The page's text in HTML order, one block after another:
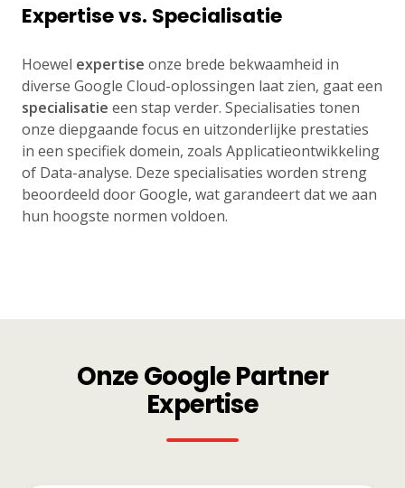
Expertise vs. Specialisatie
Hoewel expertise onze brede bekwaamheid in
diverse Google Cloud-oplossingen laat zien, gaat een
specialisatie een stap verder. Specialisaties tonen
onze diepgaande focus en uitzonderlijke prestaties
in een specifiek domein, zoals Applicatieontwikkeling
of Data-analyse. Deze specialisaties worden streng
beoordeeld door Google, wat garandeert dat we aan
hun hoogste normen voldoen.
Onze Google Partner
Expertise